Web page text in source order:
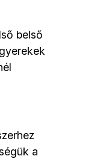
belső
a